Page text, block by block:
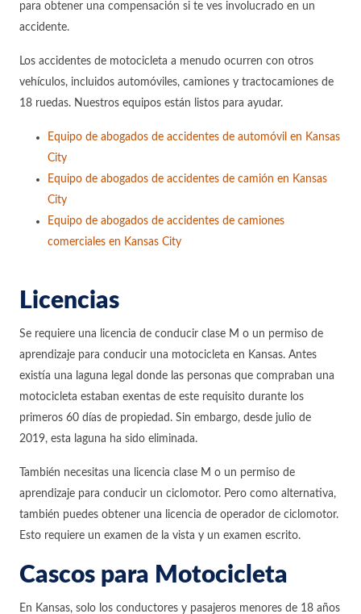
para obtener una compensación si te ves involucrado en un
accidente.
Los accidentes de motocicleta a menudo ocurren con otros
vehículos, incluidos automóviles, camiones y tractocamiones de
18 ruedas. Nuestros equipos están listos para ayudar.
Equipo de abogados de accidentes de automóvil en Kansas
City
Equipo de abogados de accidentes de camión en Kansas
City
Equipo de abogados de accidentes de camiones
comerciales en Kansas City
Licencias
Se requiere una licencia de conducir clase M o un permiso de
aprendizaje para conducir una motocicleta en Kansas. Antes
existía una laguna legal donde las personas que compraban una
motocicleta estaban exentas de este requisito durante los
primeros 60 días de propiedad. Sin embargo, desde julio de
2019, esta laguna ha sido eliminada.
También necesitas una licencia clase M o un permiso de
aprendizaje para conducir un ciclomotor. Pero como alternativa,
también puedes obtener una licencia de operador de ciclomotor.
Esto requiere un examen de la vista y un examen escrito.
Cascos para Motocicleta
En Kansas, solo los conductores y pasajeros menores de 18 años